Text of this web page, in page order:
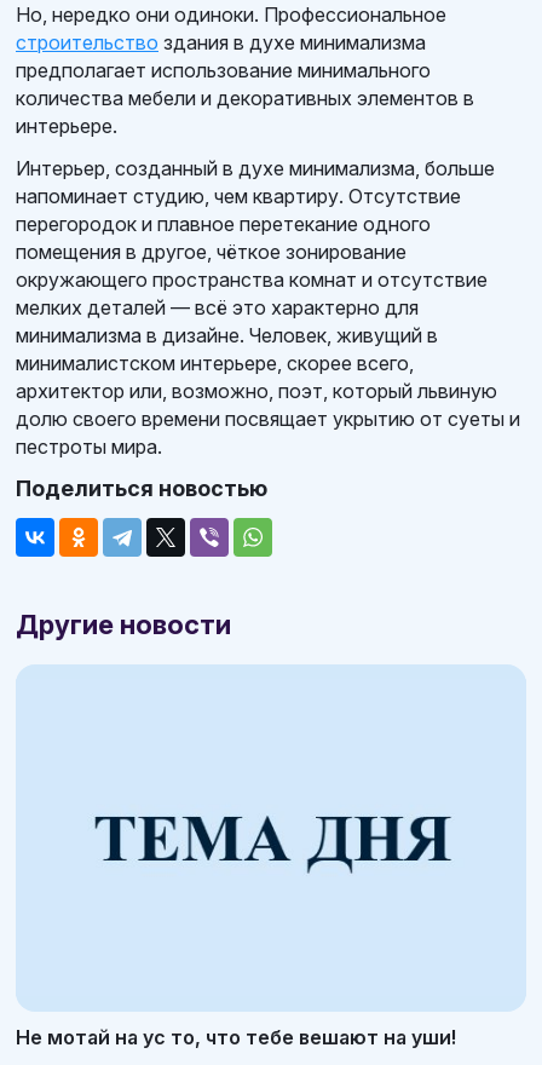
Но, нередко они одиноки. Профессиональное
строительство здания в духе минимализма
предполагает использование минимального
количества мебели и декоративных элементов в
интерьере.
Интерьер, созданный в духе минимализма, больше
напоминает студию, чем квартиру. Отсутствие
перегородок и плавное перетекание одного
помещения в другое, чёткое зонирование
окружающего пространства комнат и отсутствие
мелких деталей — всё это характерно для
минимализма в дизайне. Человек, живущий в
минималистском интерьере, скорее всего,
архитектор или, возможно, поэт, который львиную
долю своего времени посвящает укрытию от суеты и
пестроты мира.
Поделиться новостью
Другие новости
Не мотай на ус то, что тебе вешают на уши!